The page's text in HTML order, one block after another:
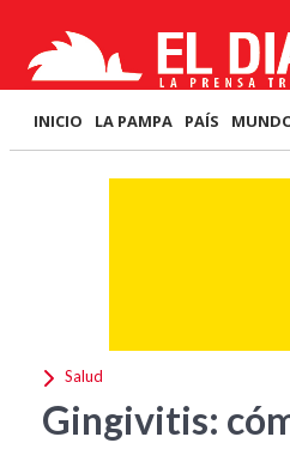
INICIO LA PAMPA PAÍS
Salud
Gingivitis: